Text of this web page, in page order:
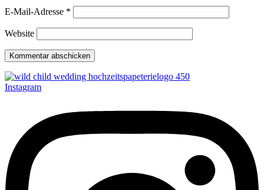
E-Mail-Adresse *
Website
Instagram